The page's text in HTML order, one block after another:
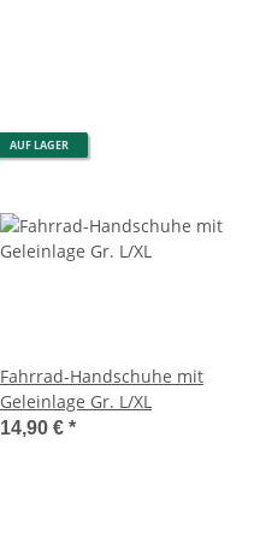
AUF LAGER
Fahrrad-Handschuhe mit
Geleinlage Gr. L/XL
14,90 € *